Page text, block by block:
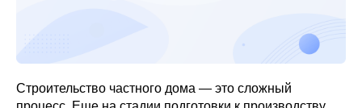
Строительство частного дома — это сложный